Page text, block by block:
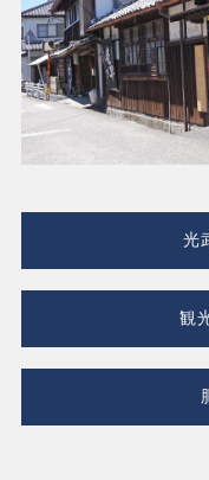
光
観